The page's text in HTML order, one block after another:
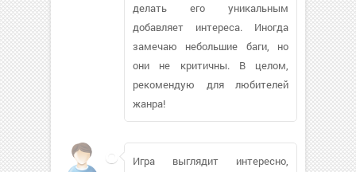
делать его уникальным
добавляет интереса. Иногда
замечаю небольшие баги, но
они не критичны. В целом,
рекомендую для любителей
жанра!
Игра выглядит интересно,